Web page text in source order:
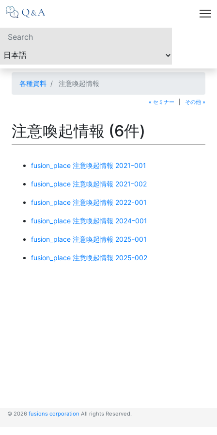
各種資料 注意喚起情報
« セミナー その他 »
注意喚起情報 (6件)
fusion_place 注意喚起情報 2021ｰ001
fusion_place 注意喚起情報 2021ｰ002
fusion_place 注意喚起情報 2022ｰ001
fusion_place 注意喚起情報 2024ｰ001
fusion_place 注意喚起情報 2025-001
fusion_place 注意喚起情報 2025-002
© 2026 fusions corporation All rights Reserved.